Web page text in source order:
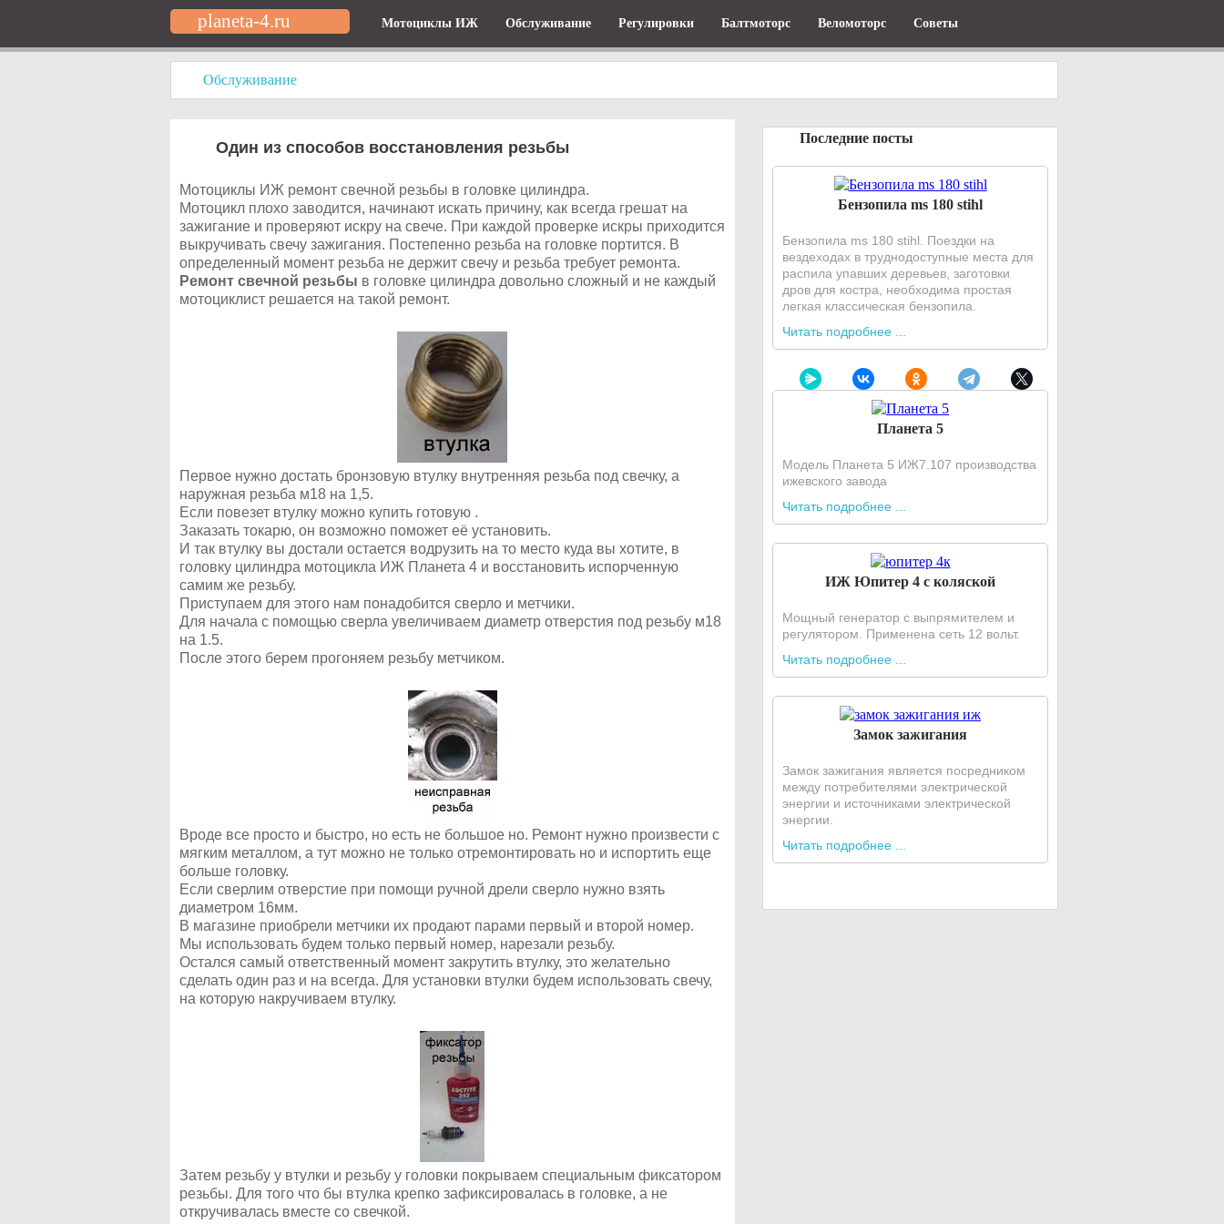
planeta-4.ru Мотоциклы ИЖ Обслуживание Регулировки Балтмоторс Веломоторс Советы
Обслуживание
Один из способов восстановления резьбы
Мотоциклы ИЖ ремонт свечной резьбы в головке цилиндра.
Мотоцикл плохо заводится, начинают искать причину, как всегда грешат на
зажигание и проверяют искру на свече. При каждой проверке искры приходится
выкручивать свечу зажигания. Постепенно резьба на головке портится. В
определенный момент резьба не держит свечу и резьба требует ремонта.
Ремонт свечной резьбы в головке цилиндра довольно сложный и не каждый
мотоциклист решается на такой ремонт.
Первое нужно достать бронзовую втулку внутренняя резьба под свечку, а
наружная резьба м18 на 1,5.
Если повезет втулку можно купить готовую .
Заказать токарю, он возможно поможет её установить.
И так втулку вы достали остается водрузить на то место куда вы хотите, в
головку цилиндра мотоцикла ИЖ Планета 4 и восстановить испорченную
самим же резьбу.
Приступаем для этого нам понадобится сверло и метчики.
Для начала с помощью сверла увеличиваем диаметр отверстия под резьбу м18
на 1.5.
После этого берем прогоняем резьбу метчиком.
Вроде все просто и быстро, но есть не большое но. Ремонт нужно произвести с
мягким металлом, а тут можно не только отремонтировать но и испортить еще
больше головку.
Если сверлим отверстие при помощи ручной дрели сверло нужно взять
диаметром 16мм.
В магазине приобрели метчики их продают парами первый и второй номер.
Мы использовать будем только первый номер, нарезали резьбу.
Остался самый ответственный момент закрутить втулку, это желательно
сделать один раз и на всегда. Для установки втулки будем использовать свечу,
на которую накручиваем втулку.
Затем резьбу у втулки и резьбу у головки покрываем специальным фиксатором
резьбы. Для того что бы втулка крепко зафиксировалась в головке, а не
откручивалась вместе со свечкой.
Последние посты
Бензопила ms 180 stihl
Бензопила ms 180 stihl. Поездки на
вездеходах в труднодоступные места для
распила упавших деревьев, заготовки
дров для костра, необходима простая
легкая классическая бензопила.
Читать подробнее ...
Планета 5
Модель Планета 5 ИЖ7.107 производства
ижевского завода
Читать подробнее ...
ИЖ Юпитер 4 с коляской
Мощный генератор с выпрямителем и
регулятором. Применена сеть 12 вольт.
Читать подробнее ...
Замок зажигания
Замок зажигания является посредником
между потребителями электрической
энергии и источниками электрической
энергии.
Читать подробнее ...